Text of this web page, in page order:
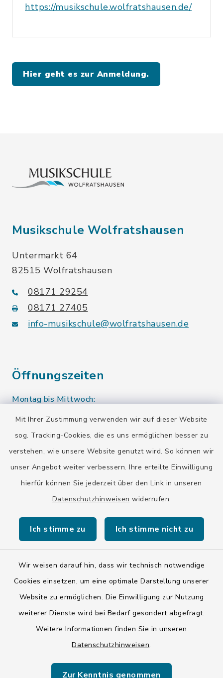
Mit Ihrer Zustimmung verwenden wir auf dieser Website
sog. Tracking-Cookies, die es uns ermöglichen besser zu
verstehen, wie unsere Website genutzt wird. So können wir
unser Angebot weiter verbessern. Ihre erteilte Einwilligung
hierfür können Sie jederzeit über den Link in unseren
Datenschutzhinweisen widerrufen.
Ich stimme zu Ich stimme nicht zu
Wir weisen darauf hin, dass wir technisch notwendige
Cookies einsetzen, um eine optimale Darstellung unserer
Website zu ermöglichen. Die Einwilligung zur Nutzung
weiterer Dienste wird bei Bedarf gesondert abgefragt.
Weitere Informationen finden Sie in unseren
Datenschutzhinweisen.
Zur Kenntnis genommen
https://musikschule.wolfratshausen.de/
Hier geht es zur Anmeldung.
Musikschule Wolfratshausen
Untermarkt 64
82515 Wolfratshausen
08171 29254
08171 27405
info-musikschule@wolfratshausen.de
Öffnungszeiten
Montag bis Mittwoch:
10.00-12.00 Uhr
Donnerstag:
10.00-12.00 Uhr
13.00-15.00 Uhr
Eine Terminvereinbarung ist auch außerhalb der
Öffnungszeiten möglich.
Kontakt
Datenschutz